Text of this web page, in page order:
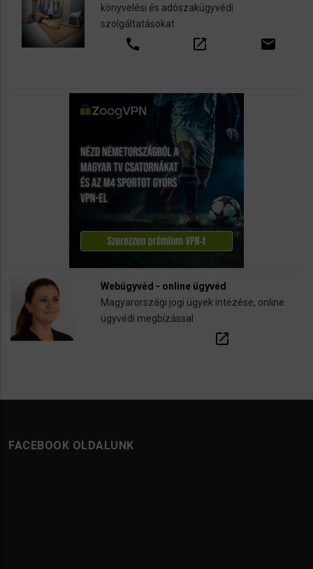
könyvelési és adószakügyvédi
szolgáltatásokat
call open_in_new email
Webügyvéd - online ügyvéd
Magyarországi jogi ügyek intézése, online
ügyvédi megbízással
open_in_new
FACEBOOK OLDALUNK